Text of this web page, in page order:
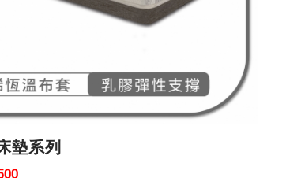
墊系列